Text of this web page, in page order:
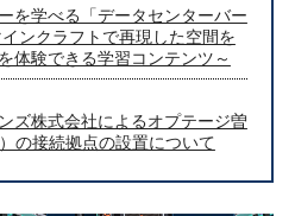
を学べる「データセンターバー
ンクラフトで再現した空間を
体験できる学習コンテンツ～
ズ株式会社によるオプテージ曽
の接続拠点の設置について